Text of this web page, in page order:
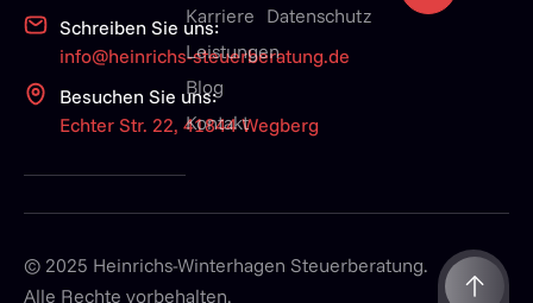
Schreiben Sie uns:
info@heinrichs-steuerberatung.de
Besuchen Sie uns:
Echter Str. 22, 41844 Wegberg
Karriere
Leistungen
Blog
Kontakt
Datenschutz
© 2025 Heinrichs-Winterhagen Steuerberatung.
Alle Rechte vorbehalten.